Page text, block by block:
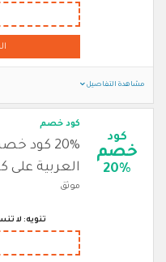
مشاهدة التفاصيل
كود
خصم
20%
كود خصم
20%
العربية على
موثق
تنويه: لا